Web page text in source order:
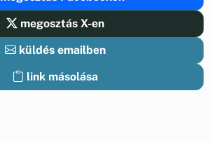
megosztás X-en
küldés emailben
link másolása